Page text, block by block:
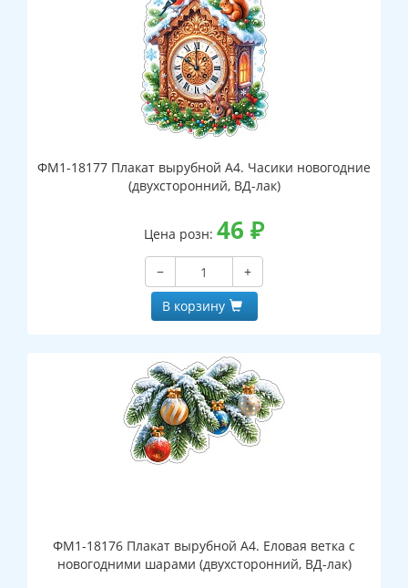
ФМ1-18177 Плакат вырубной А4. Часики новогодние
(двухсторонний, ВД-лак)
Цена розн: 46 ₽
−
+
В корзину
ФМ1-18176 Плакат вырубной А4. Еловая ветка с
новогодними шарами (двухсторонний, ВД-лак)